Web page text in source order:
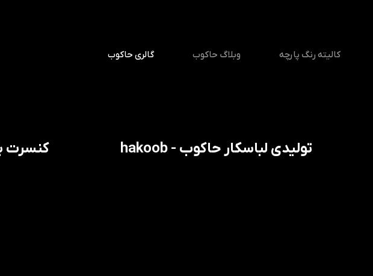
کالیته رنگ پارچه وبلاگ حاکوب گالری حاکوب
تولیدی لباسکار حاکوب - hakoob کنسرت